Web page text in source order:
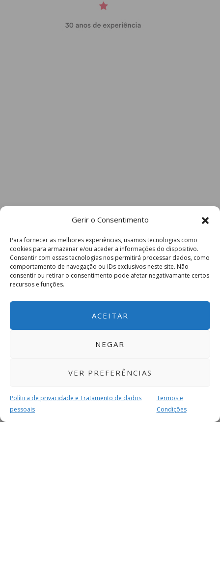
Gerir o Consentimento
Para fornecer as melhores experiências, usamos tecnologias como
cookies para armazenar e/ou aceder a informações do dispositivo.
Consentir com essas tecnologias nos permitirá processar dados, como
comportamento de navegação ou IDs exclusivos neste site. Não
consentir ou retirar o consentimento pode afetar negativamante certos
recursos e funções.
ACEITAR
NEGAR
VER PREFERÊNCIAS
Política de privacidade e Tratamento de dados
pessoais
Termos e
Condições